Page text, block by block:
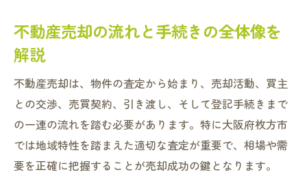
不動産売却の流れと手続きの全体像を
解説
不動産売却は、物件の査定から始まり、売却活動、買主
との交渉、売買契約、引き渡し、そして登記手続きまで
の一連の流れを踏む必要があります。特に大阪府枚方市
では地域特性を踏まえた適切な査定が重要で、相場や需
要を正確に把握することが売却成功の鍵となります。